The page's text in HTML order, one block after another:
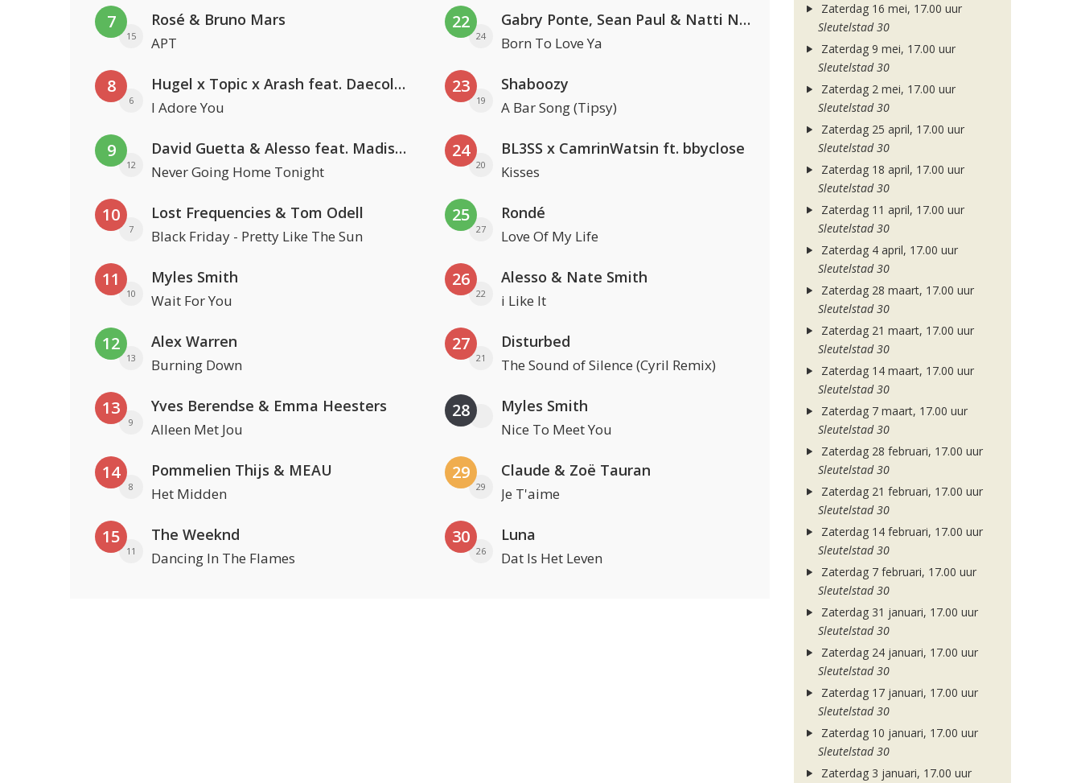
7
15
Rosé & Bruno Mars
APT
8
6
Hugel x Topic x Arash feat. Daecolm
I Adore You
9
12
David Guetta & Alesso feat. Madison Love
Never Going Home Tonight
10
7
Lost Frequencies & Tom Odell
Black Friday - Pretty Like The Sun
11
10
Myles Smith
Wait For You
12
13
Alex Warren
Burning Down
13
9
Yves Berendse & Emma Heesters
Alleen Met Jou
14
8
Pommelien Thijs & MEAU
Het Midden
15
11
The Weeknd
Dancing In The Flames
22
24
Gabry Ponte, Sean Paul & Natti Natasha
Born To Love Ya
23
19
Shaboozy
A Bar Song (Tipsy)
24
20
BL3SS x CamrinWatsin ft. bbyclose
Kisses
25
27
Rondé
Love Of My Life
26
22
Alesso & Nate Smith
i Like It
27
21
Disturbed
The Sound of Silence (Cyril Remix)
28 Myles Smith
Nice To Meet You
29
29
Claude & Zoë Tauran
Je T'aime
30
26
Luna
Dat Is Het Leven
Zaterdag 16 mei, 17.00 uur
Sleutelstad 30
Zaterdag 9 mei, 17.00 uur
Sleutelstad 30
Zaterdag 2 mei, 17.00 uur
Sleutelstad 30
Zaterdag 25 april, 17.00 uur
Sleutelstad 30
Zaterdag 18 april, 17.00 uur
Sleutelstad 30
Zaterdag 11 april, 17.00 uur
Sleutelstad 30
Zaterdag 4 april, 17.00 uur
Sleutelstad 30
Zaterdag 28 maart, 17.00 uur
Sleutelstad 30
Zaterdag 21 maart, 17.00 uur
Sleutelstad 30
Zaterdag 14 maart, 17.00 uur
Sleutelstad 30
Zaterdag 7 maart, 17.00 uur
Sleutelstad 30
Zaterdag 28 februari, 17.00 uur
Sleutelstad 30
Zaterdag 21 februari, 17.00 uur
Sleutelstad 30
Zaterdag 14 februari, 17.00 uur
Sleutelstad 30
Zaterdag 7 februari, 17.00 uur
Sleutelstad 30
Zaterdag 31 januari, 17.00 uur
Sleutelstad 30
Zaterdag 24 januari, 17.00 uur
Sleutelstad 30
Zaterdag 17 januari, 17.00 uur
Sleutelstad 30
Zaterdag 10 januari, 17.00 uur
Sleutelstad 30
Zaterdag 3 januari, 17.00 uur